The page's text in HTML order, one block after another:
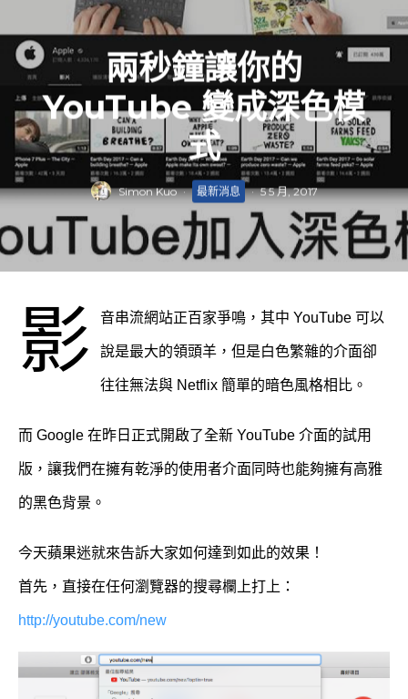
兩秒鐘讓你的
YouTube 變成深色模
式
Simon Kuo · 最新消息 · 5 5 月, 2017
影 音串流網站正百家爭鳴，其中 YouTube 可以
說是最大的領頭羊，但是白色繁雜的介面卻
往往無法與 Netflix 簡單的暗色風格相比。
而 Google 在昨日正式開啟了全新 YouTube 介面的試用
版，讓我們在擁有乾淨的使用者介面同時也能夠擁有高雅
的黑色背景。
今天蘋果迷就來告訴大家如何達到如此的效果！
首先，直接在任何瀏覽器的搜尋欄上打上：
http://youtube.com/new